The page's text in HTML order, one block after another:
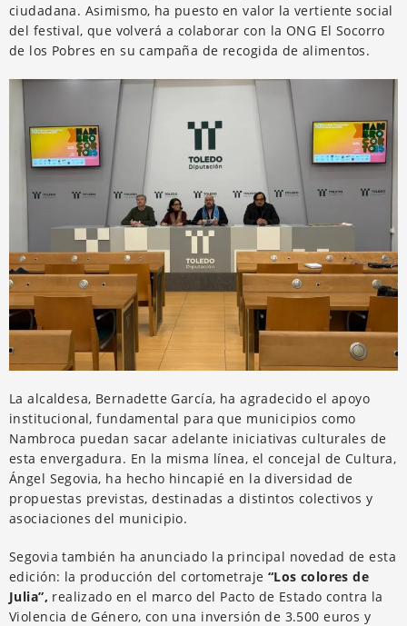
ciudadana. Asimismo, ha puesto en valor la vertiente social
del festival, que volverá a colaborar con la ONG El Socorro
de los Pobres en su campaña de recogida de alimentos.
La alcaldesa, Bernadette García, ha agradecido el apoyo
institucional, fundamental para que municipios como
Nambroca puedan sacar adelante iniciativas culturales de
esta envergadura. En la misma línea, el concejal de Cultura,
Ángel Segovia, ha hecho hincapié en la diversidad de
propuestas previstas, destinadas a distintos colectivos y
asociaciones del municipio.
Segovia también ha anunciado la principal novedad de esta
edición: la producción del cortometraje “Los colores de
Julia”, realizado en el marco del Pacto de Estado contra la
Violencia de Género, con una inversión de 3.500 euros y